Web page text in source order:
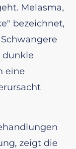
Melasma,
bezeichnet,
dunkle
eine
zeigt die